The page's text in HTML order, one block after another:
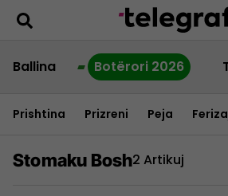
Ballina Botërori 2026
Prishtina Prizreni Peja
Stomaku Bosh2 Artikuj